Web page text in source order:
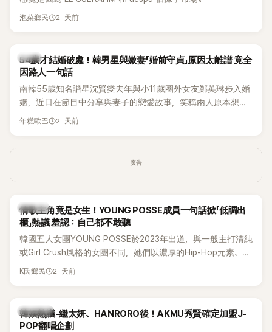
泡菜鄉民 2 天前
韓星
54歲才結婚破處！韓男星與嫩妻「婚前守貞」原因太離譜 竟全
因路人一句話
南韓55歲知名諧星沈賢燮去年與小11歲圈外女友鄭英琳步入婚
姻，近日在節目中分享與妻子的戀愛故事，笑稱兩人原本想享
受兩人世界，沒想到站在飯店門口時竟被路人認出，還一路替
年糕歐巴 2 天前
廣告
K-POP
情歌主角竟是女生！YOUNG POSSE成員一句話掀「低調出
櫃」熱議 羞認：自己都不敢聽
韓國五人女團YOUNG POSSE於2023年出道，與一般主打清純
或Girl Crush風格的女團不同，她們以濃厚的Hip-Hop元素、自
創Rap及成員親自參與創作為特色，MV也融入美式街頭、塗
為第五代女團中極具辨識度的新生代代表之一。
K氏鄉民 2 天前
熱議討論
韓娛熱議-繼太妍、HANRORO後！AKMU秀賢確定加盟J-
POP翻唱企劃